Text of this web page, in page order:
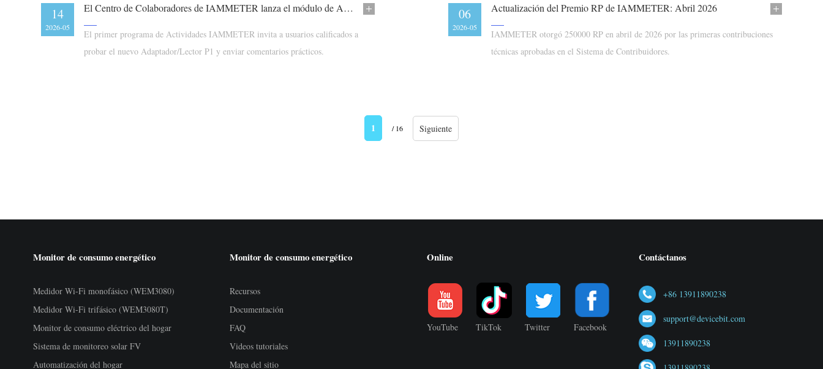
14
2026-05
El Centro de Colaboradores de IAMMETER lanza el módulo de Actividades
El primer programa de Actividades IAMMETER invita a usuarios calificados a
probar el nuevo Adaptador/Lector P1 y enviar comentarios prácticos.
06
2026-05
Actualización del Premio RP de IAMMETER: Abril 2026
IAMMETER otorgó 250000 RP en abril de 2026 por las primeras contribuciones
técnicas aprobadas en el Sistema de Contribuidores.
1 / 16 Siguiente
Monitor de consumo energético
Medidor Wi-Fi monofásico (WEM3080)
Medidor Wi-Fi trifásico (WEM3080T)
Monitor de consumo eléctrico del hogar
Sistema de monitoreo solar FV
Automatización del hogar
Monitor de consumo energético
Recursos
Documentación
FAQ
Videos tutoriales
Mapa del sitio
Online
YouTube TikTok Twitter Facebook
Contáctanos
+86 13911890238
support@devicebit.com
13911890238